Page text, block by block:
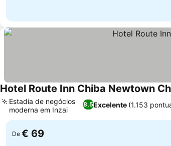
Hotel Route Inn Chiba Newtown
8,5Excelente (1.153
Estadia de negócios
moderna em Inzai
De € 69